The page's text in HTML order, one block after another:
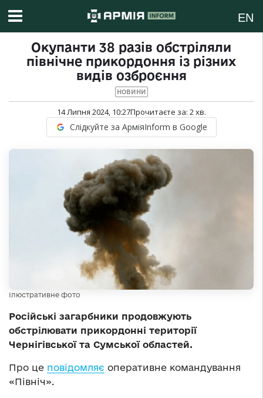
EN
Окупанти 38 разів обстріляли
північне прикордоння із різних
видів озброєння
НОВИНИ
14 Липня 2024, 10:27Прочитаєте за: 2хв.
Слідкуйте за АрміяInform в Google
Ілюстративне фото
Російські загарбники продовжують
обстрілювати прикордонні території
Чернігівської та Сумської областей.
Про це повідомляє оперативне командування
«Північ».